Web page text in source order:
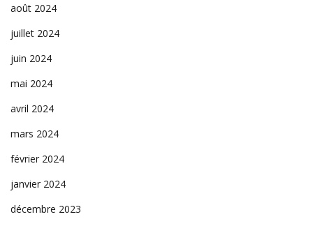
août 2024
juillet 2024
juin 2024
mai 2024
avril 2024
mars 2024
février 2024
janvier 2024
décembre 2023